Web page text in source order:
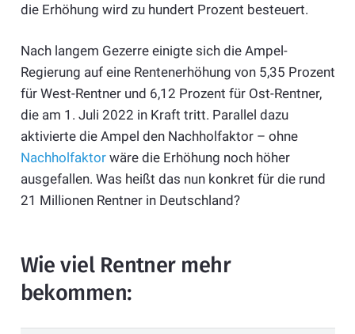
die Erhöhung wird zu hundert Prozent besteuert.
Nach langem Gezerre einigte sich die Ampel-
Regierung auf eine Rentenerhöhung von 5,35 Prozent
für West-Rentner und 6,12 Prozent für Ost-Rentner,
die am 1. Juli 2022 in Kraft tritt. Parallel dazu
aktivierte die Ampel den Nachholfaktor – ohne
Nachholfaktorwäre die Erhöhung noch höher
ausgefallen. Was heißt das nun konkret für die rund
21 Millionen Rentner in Deutschland?
Wie viel Rentner mehr
bekommen: